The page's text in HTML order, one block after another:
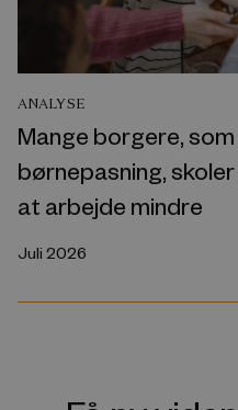
ANALYSE
Mange borgere,
børnepasning,
at arbejde mindre
Juli 2026